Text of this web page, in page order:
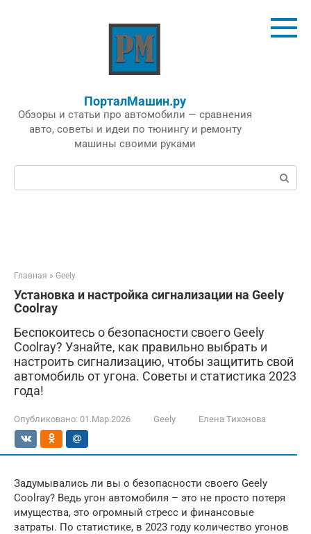
ПорталМашин.ру
Обзоры и статьи про автомобили — сравнения
авто, советы и идеи по тюнингу и ремонту
машины своими руками
Поиск:
Главная » Geely
Установка и настройка сигнализации на Geely
Coolray
Беспокоитесь о безопасности своего Geely
Coolray? Узнайте, как правильно выбрать и
настроить сигнализацию, чтобы защитить свой
автомобиль от угона. Советы и статистика 2023
года!
Опубликовано: 01.Мар.2026 Geely Елена Тихонова
Задумывались ли вы о безопасности своего Geely
Coolray? Ведь угон автомобиля – это не просто потеря
имущества, это огромный стресс и финансовые
затраты. По статистике, в 2023 году количество угонов